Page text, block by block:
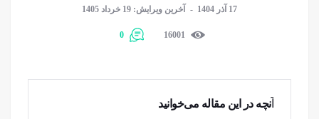
17 آذر 1404 آخرین ویرایش: 19 خرداد 1405
16001
0
آنچه در این مقاله می‌خوانید